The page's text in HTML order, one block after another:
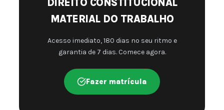
DIREITO CONSTITUCIONAL
MATERIAL DO TRABALHO
Acesso imediato, 180 dias no seu ritmo e
garantia de 7 dias. Comece agora.
Fazer matrícula